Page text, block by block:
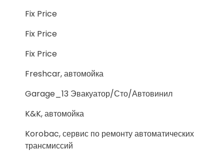
Fix Price
Fix Price
Fix Price
Freshcar, автомойка
Garage_13 Эвакуатор/Сто/Автовинил
K&K, автомойка
Korobac, сервис по ремонту автоматических
трансмиссий